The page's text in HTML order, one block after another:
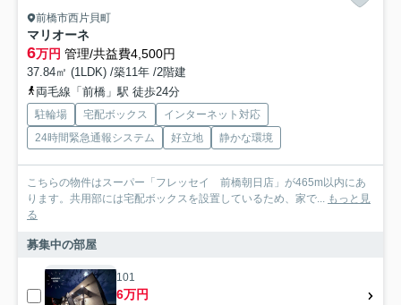
前橋市西片貝町
マリオーネ
6万円 管理/共益費4,500円
37.84㎡ (1LDK) /築11年 /2階建
両毛線「前橋」駅 徒歩24分
駐輪場 宅配ボックス
インターネット対応
24時間緊急通報システム
好立地 静かな環境
こちらの物件はスーパー「フレッセイ 前橋朝日店」が465m以内にあ
ります。共用部には宅配ボックスを設置しているため、家で... もっと見
る
募集中の部屋
101
6万円